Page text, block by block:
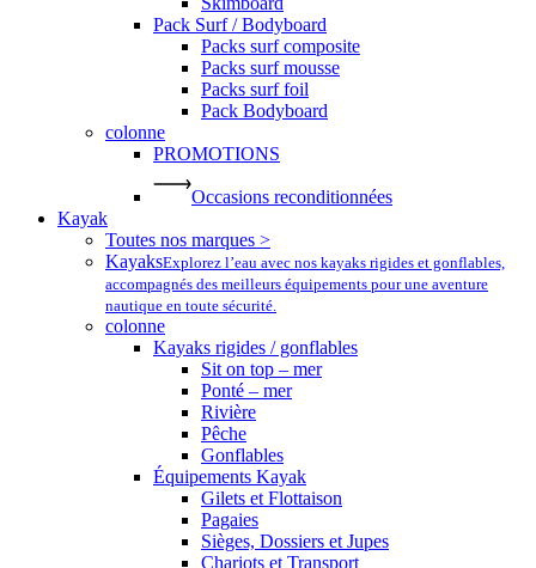
Pack Surf / Bodyboard
Packs surf composite
Packs surf mousse
Packs surf foil
Pack Bodyboard
colonne
PROMOTIONS
Occasions reconditionnées
Kayak
Toutes nos marques >
KayaksExplorez l’eau avec nos kayaks rigides et gonflables,
accompagnés des meilleurs équipements pour une aventure
nautique en toute sécurité.
colonne
Kayaks rigides / gonflables
Sit on top – mer
Ponté – mer
Rivière
Pêche
Gonflables
Équipements Kayak
Gilets et Flottaison
Pagaies
Sièges, Dossiers et Jupes
Chariots et Transport